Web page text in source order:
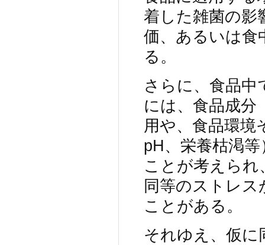
着した雑菌の影
価、あるいは食
る。
さらに、食品中
には、食品成分
用や、食品環境
pH、栄養枯渇
ことが考えら
同等のストレ
ことがある。
それゆえ、仮